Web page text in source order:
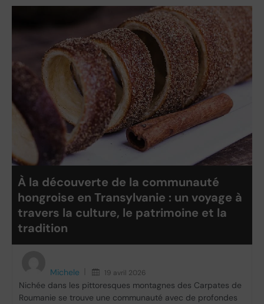
À la découverte de la communauté
hongroise en Transylvanie : un voyage à
travers la culture, le patrimoine et la
tradition
Michele 19 avril 2026
Nichée dans les pittoresques montagnes des Carpates de
Roumanie se trouve une communauté avec de profondes